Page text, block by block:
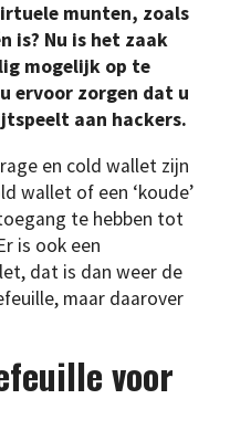
munten, zoals
is? Nu is het zaak
mogelijk op te
ervoor zorgen dat u
aan hackers.
en cold wallet zijn
wallet of een ‘koude’
te hebben tot
is ook een
dat is dan weer de
maar daarover
voor